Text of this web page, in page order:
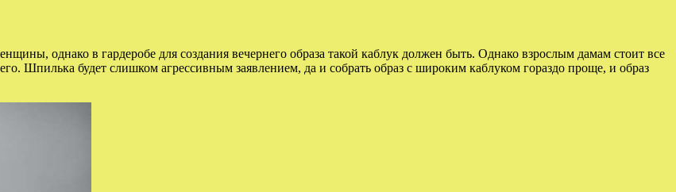
однако в гардеробе для создания вечернего образа такой каблук должен быть. Однако взрослым дамам стоит все
Шпилька будет слишком агрессивным заявлением, да и собрать образ с широким каблуком гораздо проще, и образ